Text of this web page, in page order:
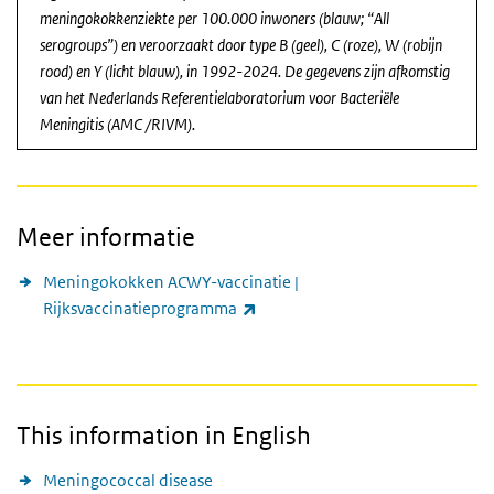
meningokokkenziekte per 100.000 inwoners (blauw; “All
serogroups”) en veroorzaakt door type B (geel), C (roze), W (robijn
rood) en Y (licht blauw), in 1992-2024. De gegevens zijn afkomstig
van het Nederlands Referentielaboratorium voor Bacteriële
Meningitis (AMC /RIVM).
Meer informatie
Meningokokken ACWY-vaccinatie |
Rijksvaccinatieprogramma
This information in English
Meningococcal disease